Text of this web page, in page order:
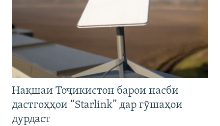
Нақшаи Тоҷикистон барои насби
дастгоҳҳои “Starlink” дар гӯшаҳои
дурдаст